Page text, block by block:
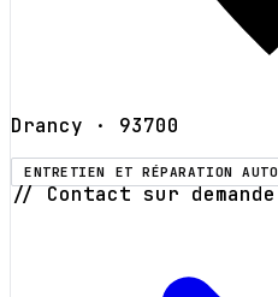
Drancy · 93700
ENTRETIEN ET RÉPARATION AUTO
// Contact sur demande